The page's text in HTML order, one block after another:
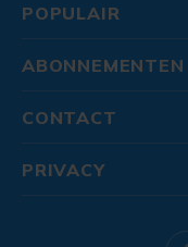
POPULAIR
ABONNEMENTEN
CONTACT
PRIVACY